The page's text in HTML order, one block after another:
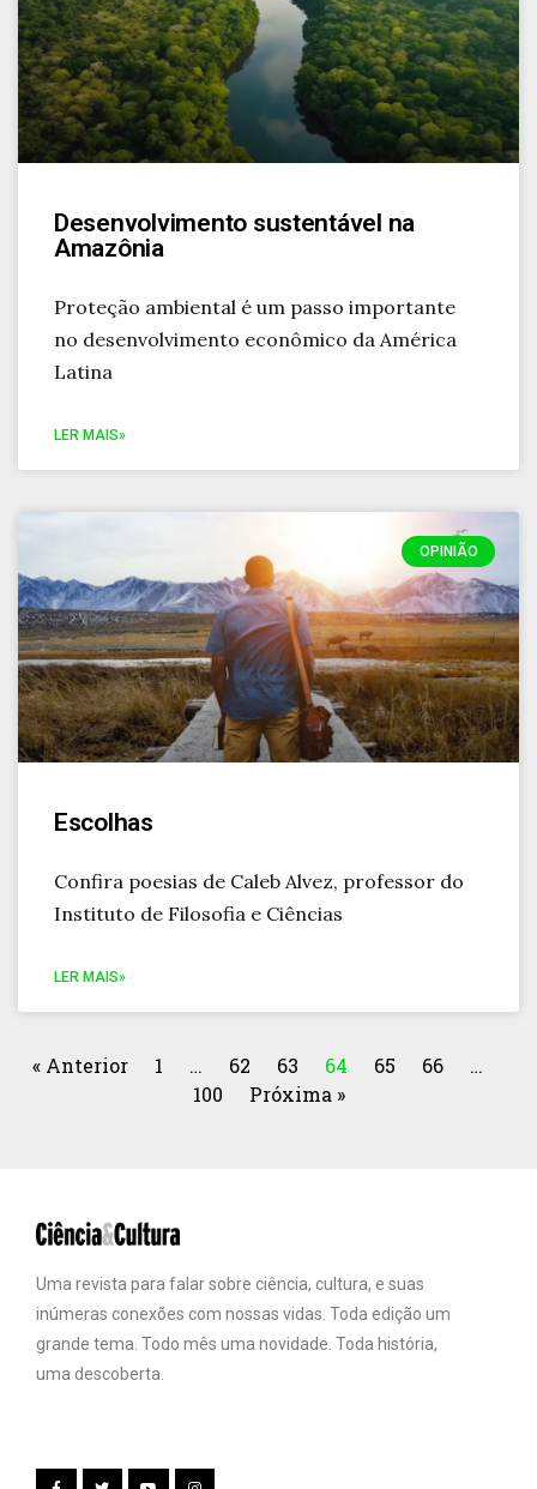
Desenvolvimento sustentável na
Amazônia
Proteção ambiental é um passo importante
no desenvolvimento econômico da América
Latina
LER MAIS»
OPINIÃO
Escolhas
Confira poesias de Caleb Alvez, professor do
Instituto de Filosofia e Ciências
LER MAIS»
« Anterior 1 … 62 63 64 65 66
…
100
Próxima »
Uma revista para falar sobre ciência, cultura, e suas
inúmeras conexões com nossas vidas. Toda edição um
grande tema. Todo mês uma novidade. Toda história,
uma descoberta.